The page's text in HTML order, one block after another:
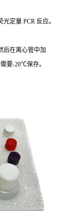
定量 PCR 反应。
后在离心管中加
要-20℃保存。